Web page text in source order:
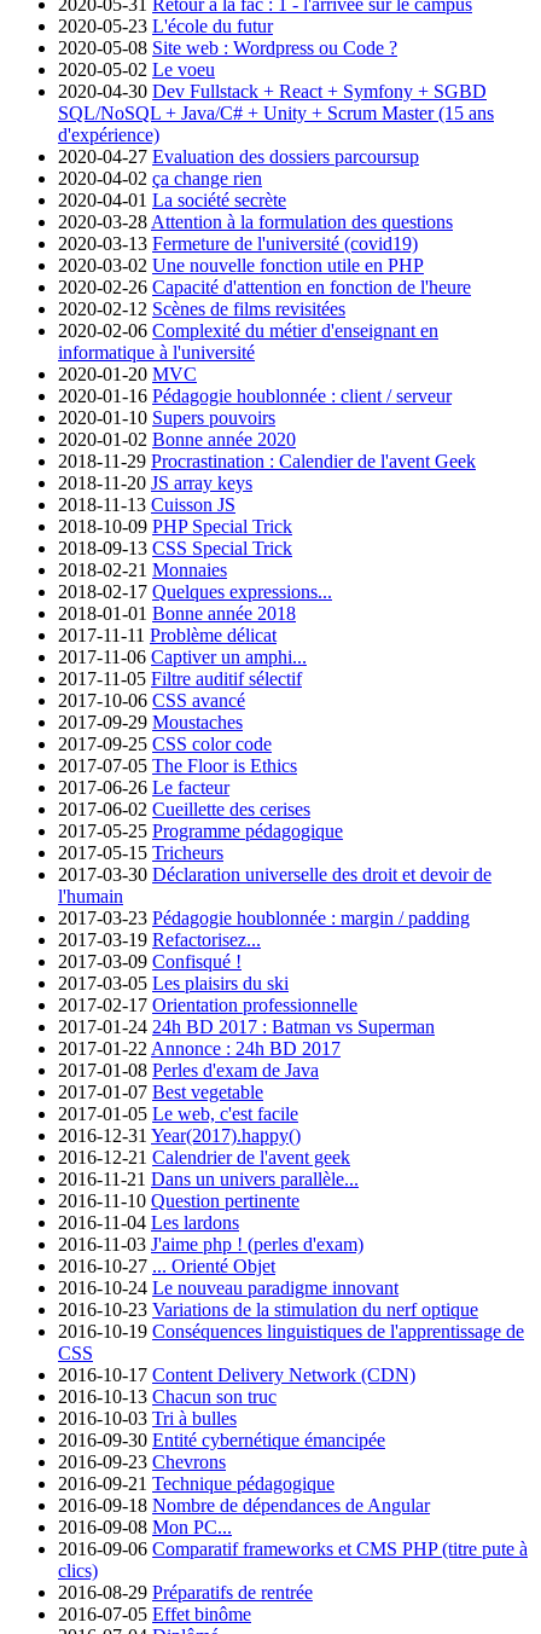
2020-05-23 L'école du futur
2020-05-08 Site web : Wordpress ou Code ?
2020-05-02 Le voeu
2020-04-30 Dev Fullstack + React + Symfony + SGBD
SQL/NoSQL + Java/C# + Unity + Scrum Master (15 ans
d'expérience)
2020-04-27 Evaluation des dossiers parcoursup
2020-04-02 ça change rien
2020-04-01 La société secrète
2020-03-28 Attention à la formulation des questions
2020-03-13 Fermeture de l'université (covid19)
2020-03-02 Une nouvelle fonction utile en PHP
2020-02-26 Capacité d'attention en fonction de l'heure
2020-02-12 Scènes de films revisitées
2020-02-06 Complexité du métier d'enseignant en
informatique à l'université
2020-01-20 MVC
2020-01-16 Pédagogie houblonnée : client / serveur
2020-01-10 Supers pouvoirs
2020-01-02 Bonne année 2020
2018-11-29 Procrastination : Calendier de l'avent Geek
2018-11-20 JS array keys
2018-11-13 Cuisson JS
2018-10-09 PHP Special Trick
2018-09-13 CSS Special Trick
2018-02-21 Monnaies
2018-02-17 Quelques expressions...
2018-01-01 Bonne année 2018
2017-11-11 Problème délicat
2017-11-06 Captiver un amphi...
2017-11-05 Filtre auditif sélectif
2017-10-06 CSS avancé
2017-09-29 Moustaches
2017-09-25 CSS color code
2017-07-05 The Floor is Ethics
2017-06-26 Le facteur
2017-06-02 Cueillette des cerises
2017-05-25 Programme pédagogique
2017-05-15 Tricheurs
2017-03-30 Déclaration universelle des droit et devoir de
l'humain
2017-03-23 Pédagogie houblonnée : margin / padding
2017-03-19 Refactorisez...
2017-03-09 Confisqué !
2017-03-05 Les plaisirs du ski
2017-02-17 Orientation professionnelle
2017-01-24 24h BD 2017 : Batman vs Superman
2017-01-22 Annonce : 24h BD 2017
2017-01-08 Perles d'exam de Java
2017-01-07 Best vegetable
2017-01-05 Le web, c'est facile
2016-12-31 Year(2017).happy()
2016-12-21 Calendrier de l'avent geek
2016-11-21 Dans un univers parallèle...
2016-11-10 Question pertinente
2016-11-04 Les lardons
2016-11-03 J'aime php ! (perles d'exam)
2016-10-27 ... Orienté Objet
2016-10-24 Le nouveau paradigme innovant
2016-10-23 Variations de la stimulation du nerf optique
2016-10-19 Conséquences linguistiques de l'apprentissage de
CSS
2016-10-17 Content Delivery Network (CDN)
2016-10-13 Chacun son truc
2016-10-03 Tri à bulles
2016-09-30 Entité cybernétique émancipée
2016-09-23 Chevrons
2016-09-21 Technique pédagogique
2016-09-18 Nombre de dépendances de Angular
2016-09-08 Mon PC...
2016-09-06 Comparatif frameworks et CMS PHP (titre pute à
clics)
2016-08-29 Préparatifs de rentrée
2016-07-05 Effet binôme